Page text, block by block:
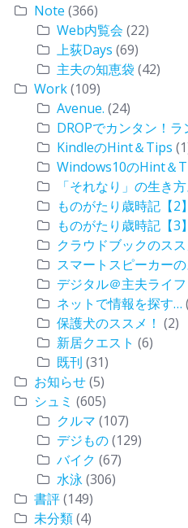
Note (366)
Web内覧会 (22)
上荻Days (69)
主夫の知恵袋 (42)
Work(109)
Avenue. (24)
DROPでカンタン！
KindleのHint＆Tips
Windows10のHint＆
「それなり」の生き方
ものがたり歳時記【2】
ものがたり歳時記【3】
クラウドブックのスス
スマートスピーカーの
デジタル＠主夫ライフ
ネットで情報を探す…
保護犬のススメ！ (2)
新居クエスト (6)
既刊 (31)
お知らせ(5)
シュミ (605)
クルマ (107)
デジもの(129)
バイク (67)
水泳(306)
書評(149)
未分類(4)